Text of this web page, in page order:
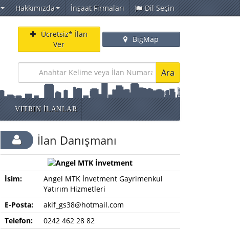
Hakkımızda İnşaat Firmaları Dil Seçin
Ücretsiz* İlan
Ver
BigMap
Ara
VITRIN İLANLAR
İlan Danışmanı
İsim:
Angel MTK İnvetment Gayrimenkul
Yatırım Hizmetleri
E-Posta:
akif_gs38@hotmail.com
Telefon:
0242 462 28 82